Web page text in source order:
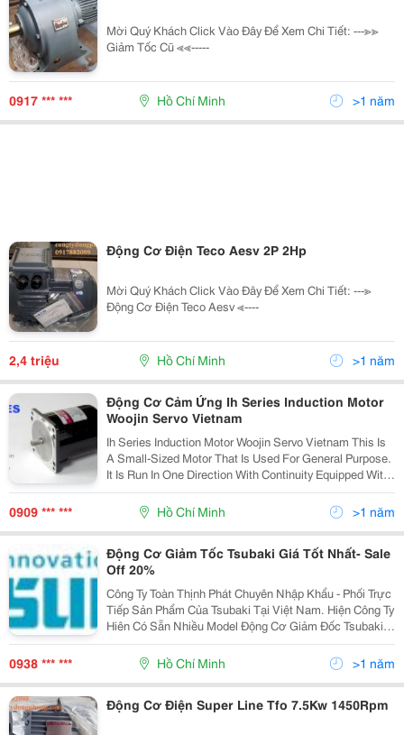
Mời Quý Khách Click Vào Đây Để Xem Chi Tiết: ---≫≫
Giảm Tốc Cũ ≪≪-----
0917 *** *** Hồ Chí Minh >1 năm
Động Cơ Điện Teco Aesv 2P 2Hp
Mời Quý Khách Click Vào Đây Để Xem Chi Tiết: ---≫
Động Cơ Điện Teco Aesv ≪----
2,4 triệu Hồ Chí Minh >1 năm
Động Cơ Cảm Ứng Ih Series Induction Motor
Woojin Servo Vietnam
Ih Series Induction Motor Woojin Servo Vietnam This Is
A Small-Sized Motor That Is Used For General Purpose.
It Is Run In One Direction With Continuity Equipped With
Various Functions And Outputs. The Output Ranges
From 6W To 250W. The Ra
0909 *** *** Hồ Chí Minh >1 năm
Động Cơ Giảm Tốc Tsubaki Giá Tốt Nhất- Sale
Off 20%
Công Ty Toàn Thịnh Phát Chuyên Nhập Khẩu - Phối Trực
Tiếp Sản Phẩm Của Tsubaki Tại Việt Nam. Hiện Công Ty
Hiên Có Sẵn Nhiều Model Động Cơ Giảm Đốc Tsubaki
Giá Cực Tốt. Hân Hạnh Được Phục Vụ. Công Ty Chúng
Tôi Đang Là Nhà Phân Phối Được Ủy Quyền Du
0938 *** *** Hồ Chí Minh >1 năm
Động Cơ Điện Super Line Tfo 7.5Kw 1450Rpm